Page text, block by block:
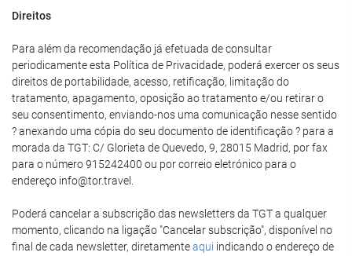
Direitos
Para além da recomendação já efetuada de consultar
periodicamente esta Política de Privacidade, poderá exercer os seus
direitos de portabilidade, acesso, retificação, limitação do
tratamento, apagamento, oposição ao tratamento e/ou retirar o
seu consentimento, enviando-nos uma comunicação nesse sentido
? anexando uma cópia do seu documento de identificação ? para a
morada da TGT: C/ Glorieta de Quevedo, 9, 28015 Madrid, por fax
para o número 915242400 ou por correio eletrónico para o
endereço info@tor.travel.
Poderá cancelar a subscrição das newsletters da TGT a qualquer
momento, clicando na ligação "Cancelar subscrição", disponível no
final de cada newsletter, diretamenteaqui indicando o endereço de